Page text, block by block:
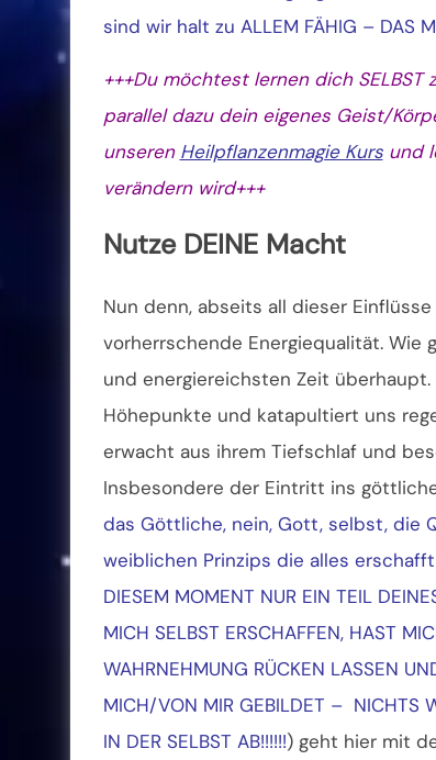
sind wir halt zu ALLEM FÄHIG – DAS
+++Du möchtest lernen dich SELBST
parallel dazu dein eigenes Geist/
unseren Heilpflanzenmagie Kursund
verändern wird+++
Nutze DEINE Macht
Nun denn, abseits all dieser
vorherrschende Energiequalität.
und energiereichsten Zeit überhaupt.
Höhepunkte und katapultiert uns
erwacht aus ihrem Tiefschlaf und
Insbesondere der Eintritt ins
das Göttliche, nein, Gott, selbst, die
weiblichen Prinzips die alles
DIESEM MOMENT NUR EIN TEIL
MICH SELBST ERSCHAFFEN, HAST
WAHRNEHMUNG RÜCKEN LASSEN
MICH/VON MIR GEBILDET – NICHTS
IN DER SELBST AB!!!!!!) geht hier mit